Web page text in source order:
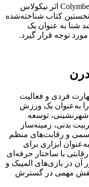
یکی از مهم‌ترین متون این دوره، کتاب Colymbetes اثر نیکولاس
منتشر شد و نخستین کتاب شناخته‌شده
شنا به عنوان یک
توجه قرار گیرد.
فردی و فعالیت
را به‌عنوان یک ورزش
شهرنشینی، توسعه
بدنی، زمینه‌ساز
و رقابت‌های منظم
ابزاری برای
با ساختار حرفه‌ای
در بازی‌های المپیک و
و نقش مهمی در گسترش